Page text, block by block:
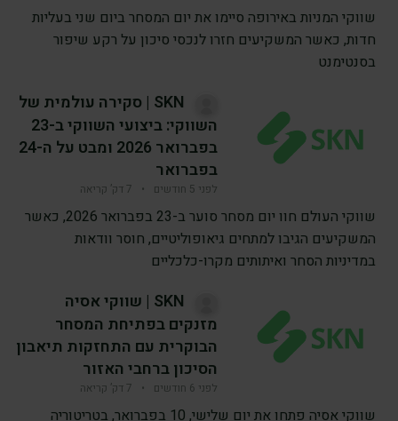
שווקי המניות באירופה סיימו את יום המסחר ביום שני בעליות
חדות, כאשר המשקיעים חזרו לנכסי סיכון על רקע שיפור
בסנטימנט
SKN | סקירה עולמית של
השווקי: ביצועי השווקי ב-23
בפברואר 2026 ומבט על ה-24
בפברואר
לפני 5 חודשים • 7 דק’ קריאה
שווקי העולם חוו יום מסחר סוער ב-23 בפברואר 2026, כאשר
המשקיעים הגיבו למתחים גיאופוליטיים, חוסר וודאות
במדיניות הסחר ואיתותים מקרו-כלכליים
SKN | שווקי אסיה
מזנקים בפתיחת המסחר
הבוקרית עם התחזקות תיאבון
הסיכון ברחבי האזור
לפני 6 חודשים • 7 דק’ קריאה
שווקי אסיה פתחו את יום שלישי, 10 בפברואר, בטריטוריה